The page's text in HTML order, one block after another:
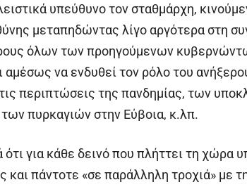
υπεύθυνο τον σταθμάρχη,
μεταπηδώντας λίγο αργότερα στη
όλων των προηγούμενων
αμέσως να ενδυθεί τον ρόλο του
περιπτώσεις της πανδημίας, των
των πυρκαγιών στην Εύβοια, κ.λπ.
για κάθε δεινό που πλήττει τη χώρα
και πάντοτε «σε παράλληλη τροχιά» με